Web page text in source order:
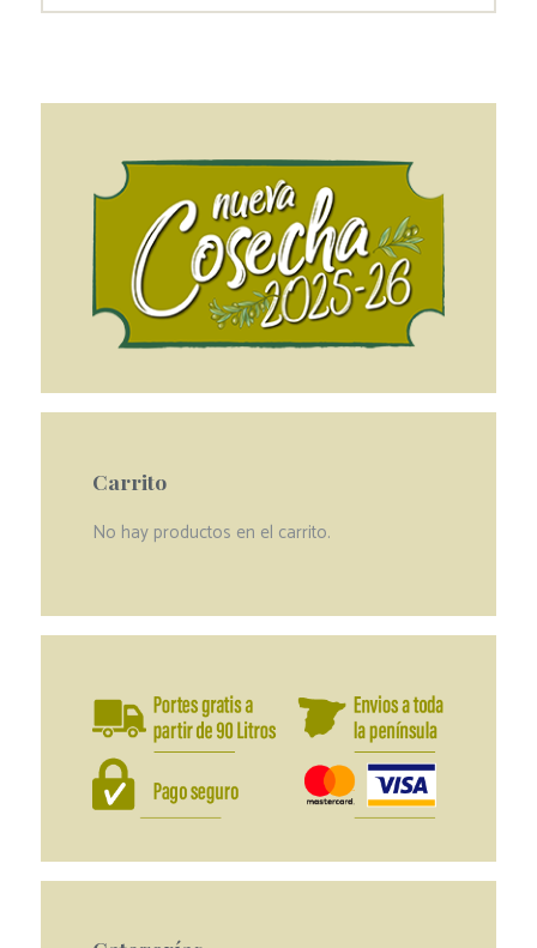
Carrito
No hay productos en el carrito.